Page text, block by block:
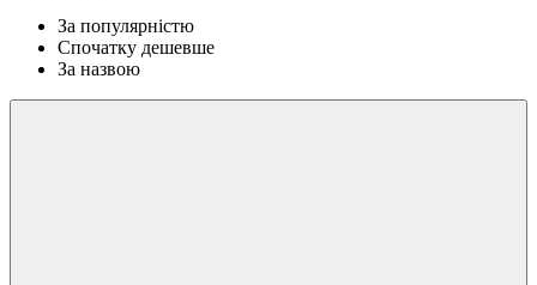
За популярністю
Спочатку дешевше
За назвою